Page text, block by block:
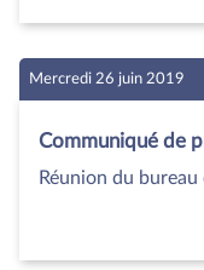
Mercredi 26 juin 2019
Communiqué de
Réunion du bureau